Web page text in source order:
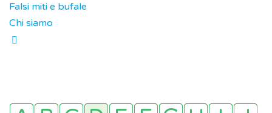
Falsi miti e bufale
Chi siamo